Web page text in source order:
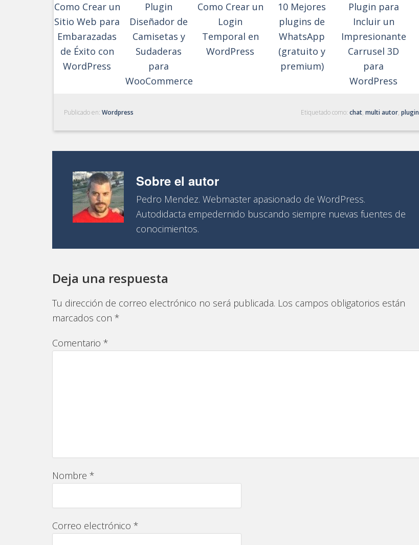
Como Crear un
Sitio Web para
Embarazadas
de Éxito con
WordPress
Plugin
Diseñador de
Camisetas y
Sudaderas
para
WooCommerce
Como Crear un
Login
Temporal en
WordPress
10 Mejores
plugins de
WhatsApp
(gratuito y
premium)
Plugin para
Incluir un
Impresionante
Carrusel 3D
para
WordPress
Publicado en: Wordpress Etiquetado como: chat, multi autor, plugin
Sobre el autor
Pedro Mendez. Webmaster apasionado de WordPress.
Autodidacta empedernido buscando siempre nuevas fuentes de
conocimientos.
Deja una respuesta
Tu dirección de correo electrónico no será publicada. Los campos obligatorios están
marcados con *
Comentario *
Nombre *
Correo electrónico *